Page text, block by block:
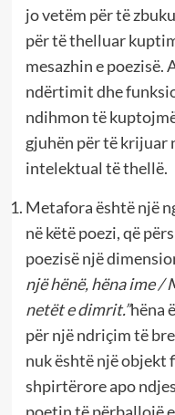
jo vetëm për të
për të thelluar
mesazhin e poezisë.
ndërtimit dhe
ndihmon të
gjuhën për të krijuar
intelektual të thellë.
Metafora është një
në këtë poezi, që
poezisë një
një hënë, hëna ime /
netët e dimrit.”hëna
për një ndriçim të
nuk është një objekt
shpirtërore apo